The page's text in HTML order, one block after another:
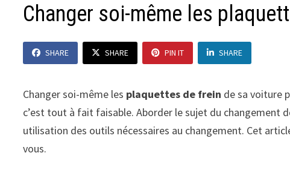
Changer soi-même les
SHARE SHARE PIN IT SHARE
Changer soi-même les plaquettes de frein de sa voiture
c’est tout à fait faisable. Aborder le sujet du changement
utilisation des outils nécessaires au changement. Cet
vous.